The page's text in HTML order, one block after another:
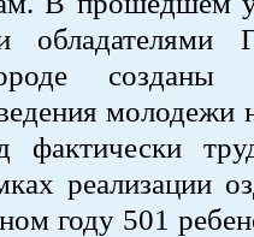
обладателями
созданы
молодежи
фактически
реализации
году 501